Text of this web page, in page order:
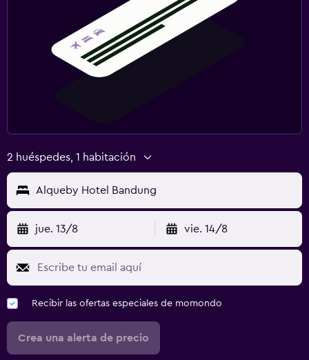
2 huéspedes, 1 habitación
Alqueby Hotel Bandung
jue. 13/8 vie. 14/8
Recibir las ofertas especiales de momondo
Crea una alerta de precio